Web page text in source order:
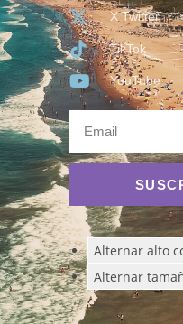
X Twitter
TikTok
YouTube
Alternar alto
Alternar